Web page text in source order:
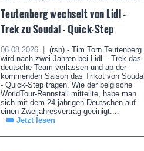
Teutenberg wechselt von Lidl -
Trek zu Soudal - Quick-Step
06.08.2026 |
(rsn) - Tim Torn Teutenberg
wird nach zwei Jahren bei Lidl – Trek das
deutsche Team verlassen und ab der
kommenden Saison das Trikot von
- Quick-Step tragen. Wie der belgische
WorldTour-Rennstall mitteilte, habe man
sich mit dem 24-jährigen Deutschen auf
einen Zweijahresvertrag geeinigt....
Jetzt lesen